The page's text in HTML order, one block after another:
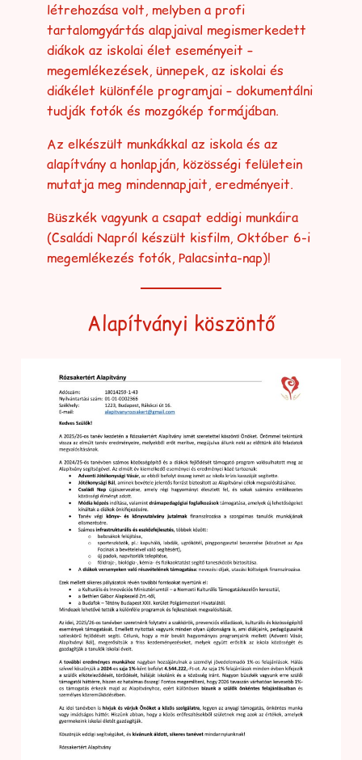
létrehozása volt, melyben a profi
tartalomgyártás alapjaival megismerkedett
diákok az iskolai élet eseményeit –
megemlékezések, ünnepek, az iskolai és
diákélet különféle programjai – dokumentálni
tudják fotók és mozgókép formájában.
Az elkészült munkákkal az iskola és az
alapítvány a honlapján, közösségi felületein
mutatja meg mindennapjait, eredményeit.
Büszkék vagyunk a csapat eddigi munkáira
(Családi Napról készült kisfilm, Október 6-i
megemlékezés fotók, Palacsinta-nap)!
Alapítványi köszöntő